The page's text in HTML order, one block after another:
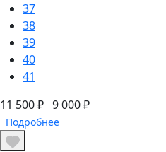
37
38
39
40
41
11 500 ₽ 9 000 ₽
Подробнее